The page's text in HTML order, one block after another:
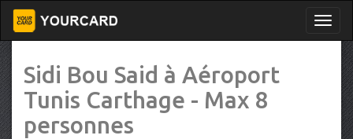
Sidi Bou Said à Aéroport
Tunis Carthage - Max 8
personnes